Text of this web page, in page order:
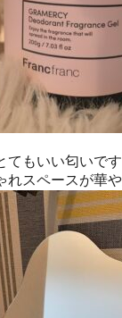
もいい匂いです
スペースが華や